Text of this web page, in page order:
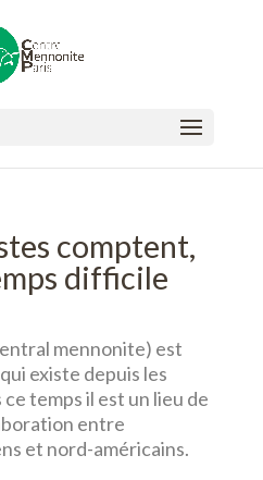
comptent,
difficile
mennonite) est
existe depuis les
temps il est un lieu de
entre
et nord-américains.